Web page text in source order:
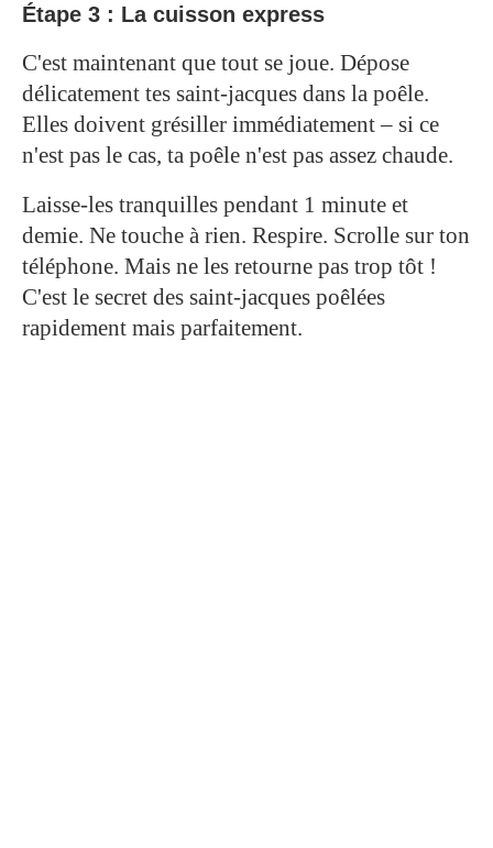
Étape 3 : La cuisson express
C'est maintenant que tout se joue. Dépose
délicatement tes saint-jacques dans la poêle.
Elles doivent grésiller immédiatement – si ce
n'est pas le cas, ta poêle n'est pas assez chaude.
Laisse-les tranquilles pendant 1 minute et
demie. Ne touche à rien. Respire. Scrolle sur ton
téléphone. Mais ne les retourne pas trop tôt !
C'est le secret des saint-jacques poêlées
rapidement mais parfaitement.